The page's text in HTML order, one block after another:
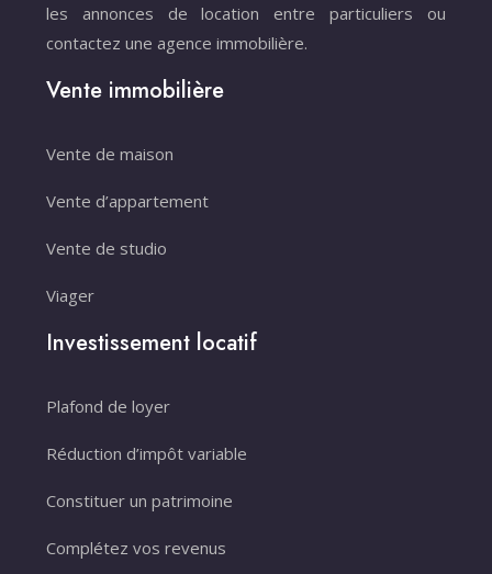
les annonces de location entre particuliers ou
contactez une agence immobilière.
Vente immobilière
Vente de maison
Vente d’appartement
Vente de studio
Viager
Investissement locatif
Plafond de loyer
Réduction d’impôt variable
Constituer un patrimoine
Complétez vos revenus